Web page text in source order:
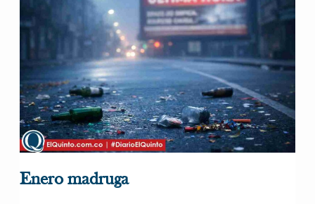
Enero madruga